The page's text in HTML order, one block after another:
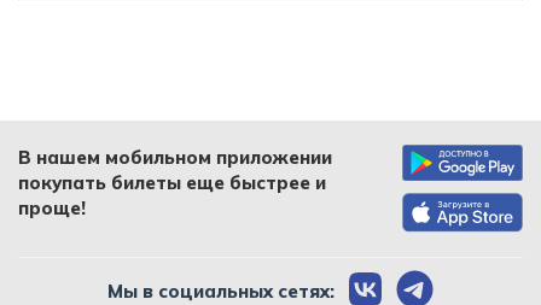
В нашем мобильном приложении
покупать билеты еще быстрее и
проще!
Мы в социальных сетях: